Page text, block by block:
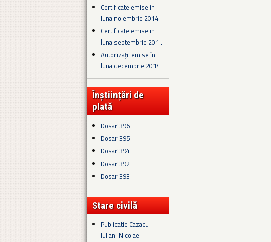
Certificate emise in
luna noiembrie 2014
Certificate emise in
luna septembrie 201...
Autorizații emise în
luna decembrie 2014
Înștiințări de
plată
Dosar 396
Dosar 395
Dosar 394
Dosar 392
Dosar 393
Stare civilă
Publicatie Cazacu
Iulian-Nicolae